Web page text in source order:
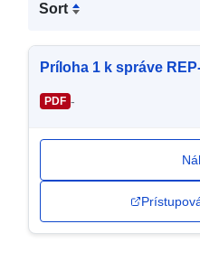
Sort
Príloha 1 k správe
PDF -